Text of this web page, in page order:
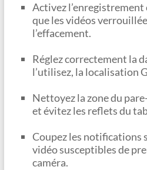
Activez
que les vidéos
l’effacement.
Réglez correctement la
l’utilisez, la localisation
Nettoyez la zone du
et évitez les reflets du
Coupez les notifications
vidéo susceptibles de
caméra.